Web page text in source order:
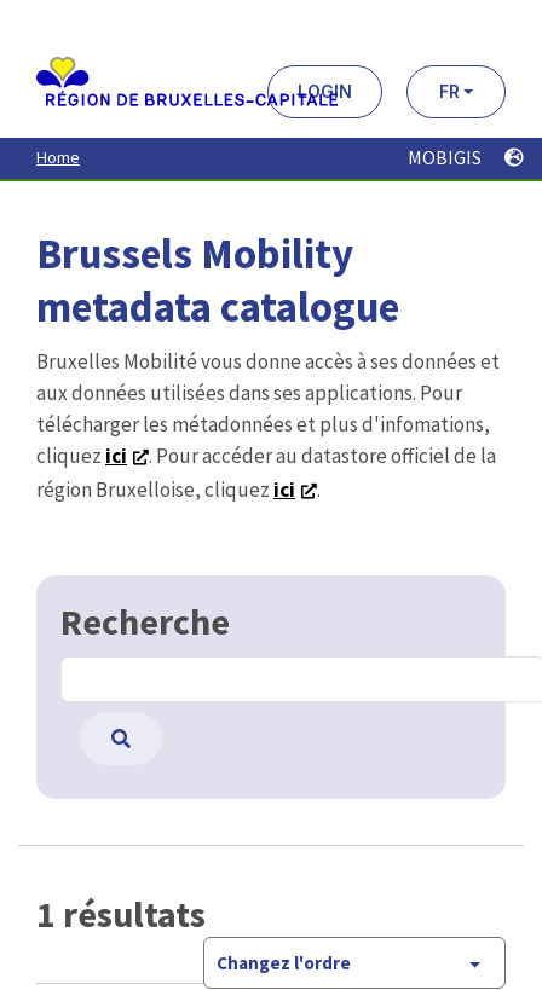
contenu
principal
LOGIN FR
Home MOBIGIS
Brussels Mobility
metadata catalogue
Bruxelles Mobilité vous donne accès à ses données et
aux données utilisées dans ses applications. Pour
télécharger les métadonnées et plus d'infomations,
cliquez ici
. Pour accéder au datastore officiel de la
région Bruxelloise, cliquez ici .
Recherche
1 résultats
Changez l'ordre